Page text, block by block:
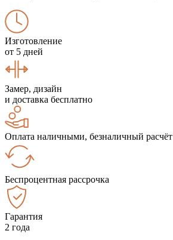
Изготовление
от 5 дней
Замер, дизайн
и доставка бесплатно
Оплата наличными, безналичный расчёт
Беспроцентная рассрочка
Гарантия
2 года